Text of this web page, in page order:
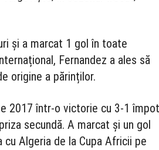
și a marcat 1 gol în toate
Fernandez a ales să
origine a părinților.
2017 într-o victorie cu 3-1
secundă. A marcat și un gol
cu Algeria de la Cupa Africii pe